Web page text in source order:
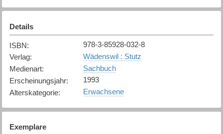
Details
ISBN:
978-3-85928-032-8
Verlag:
Wädenswil : Stutz
Medienart:
Sachbuch
Erscheinungsjahr:
1993
Alterskategorie: Erwachsene
Exemplare